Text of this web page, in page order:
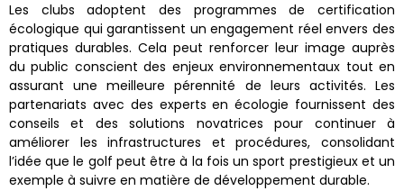
Les clubs adoptent des programmes de certification
écologique qui garantissent un engagement réel envers des
pratiques durables. Cela peut renforcer leur image auprès
du public conscient des enjeux environnementaux tout en
assurant une meilleure pérennité de leurs activités. Les
partenariats avec des experts en écologie fournissent des
conseils et des solutions novatrices pour continuer à
améliorer les infrastructures et procédures, consolidant
l’idée que le golf peut être à la fois un sport prestigieux et un
exemple à suivre en matière de développement durable.